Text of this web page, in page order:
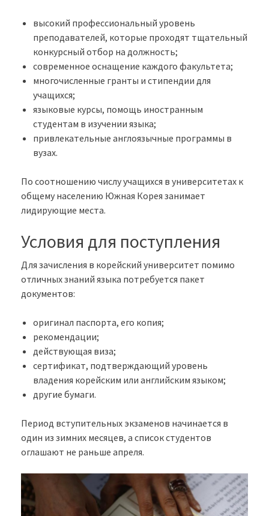
высокий профессиональный уровень
преподавателей, которые проходят тщательный
конкурсный отбор на должность;
современное оснащение каждого факультета;
многочисленные гранты и стипендии для
учащихся;
языковые курсы, помощь иностранным
студентам в изучении языка;
привлекательные англоязычные программы в
вузах.
По соотношению числу учащихся в университетах к
общему населению Южная Корея занимает
лидирующие места.
Условия для поступления
Для зачисления в корейский университет помимо
отличных знаний языка потребуется пакет
документов:
оригинал паспорта, его копия;
рекомендации;
действующая виза;
сертификат, подтверждающий уровень
владения корейским или английским языком;
другие бумаги.
Период вступительных экзаменов начинается в
один из зимних месяцев, а список студентов
оглашают не раньше апреля.